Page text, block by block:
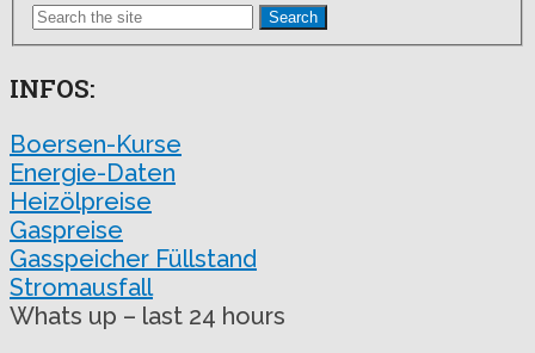
Search
INFOS:
Boersen-Kurse
Energie-Daten
Heizölpreise
Gaspreise
Gasspeicher Füllstand
Stromausfall
Whats up – last 24 hours